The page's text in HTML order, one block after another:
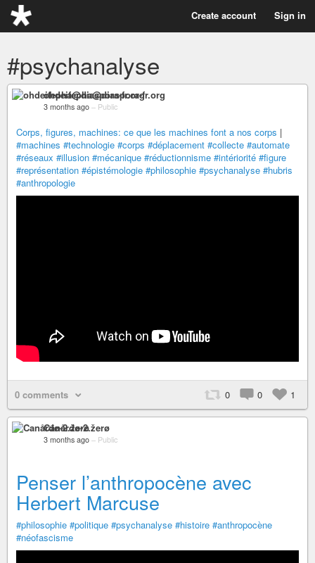
Create account Sign in
#psychanalyse
ohdeifepha@diaspora-fr.org
3 months ago – Public
Corps, figures, machines: ce que les machines font a nos corps |
#machines #technologie #corps #déplacement #collecte #automate
#réseaux #illusion #mécanique #réductionnisme #intériorité #figure
#représentation #épistémologie #philosophie #psychanalyse #hubris
#anthropologie
0 comments 0 0 1
Canårđø-2.žerø
3 months ago – Public
Penser l’anthropocène avec
Herbert Marcuse
#philosophie #politique #psychanalyse #histoire #anthropocène
#néofascisme